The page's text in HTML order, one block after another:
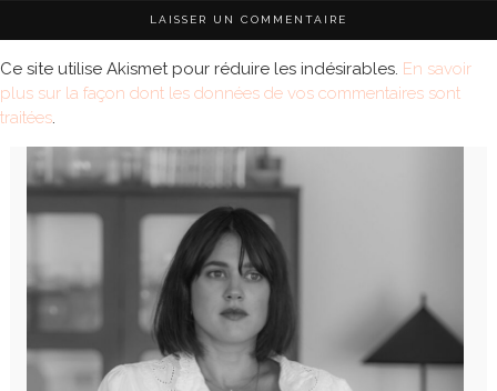
Ce site utilise Akismet pour réduire les indésirables. En savoir
plus sur la façon dont les données de vos commentaires sont
traitées.